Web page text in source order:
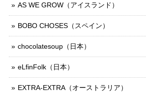
AS WE GROW（アイスランド）
BOBO CHOSES（スペイン）
chocolatesoup（日本）
eLfinFolk（日本）
EXTRA-EXTRA（オーストラリア）